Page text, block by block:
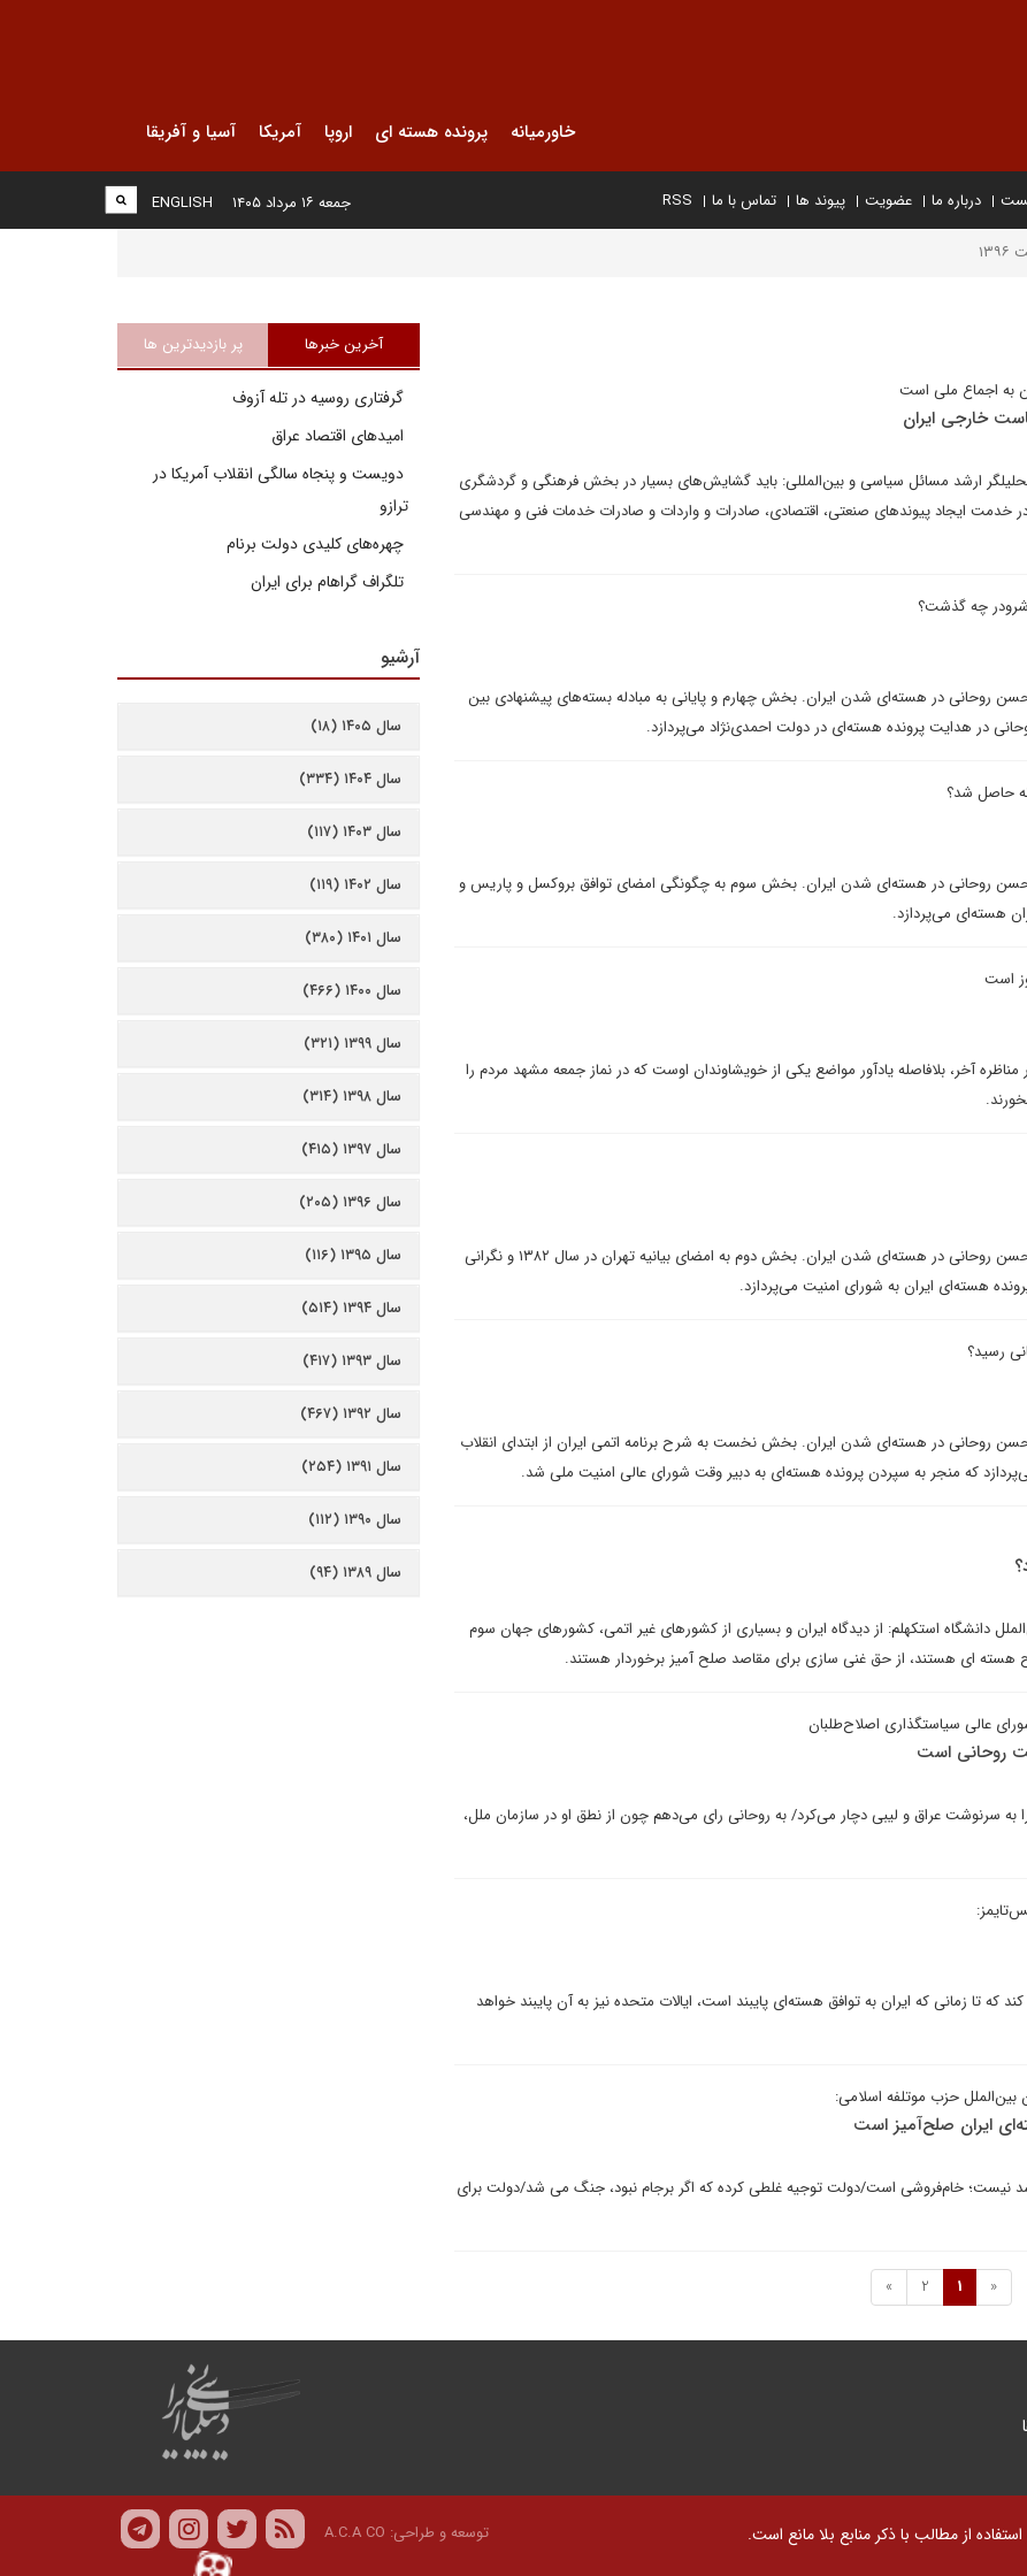
خاورمیانه پرونده هسته ای اروپا آمریکا آسیا و آفریقا
درباره ما عضویت پیوند ها تماس با ما RSS
ENGLISH جمعه ۱۶ مرداد ۱۴۰۵
به اجماع ملی است
خارجی ایران
ارشد مسائل سیاسی و بین‌المللی: باید گشایش‌های بسیار در بخش فرهنگی و گردشگری
خدمت ایجاد پیوندهای صنعتی، اقتصادی، صادرات و واردات و صادرات خدمات فنی و مهندسی
روحانی در هسته‌ای شدن ایران. بخش چهارم و پایانی به مبادله بسته‌های پیشنهادی بین
در هدایت پرونده هسته‌ای در دولت احمدی‌نژاد می‌پردازد.
روحانی در هسته‌ای شدن ایران. بخش سوم به چگونگی امضای توافق بروکسل و پاریس و
هسته‌ای می‌پردازد.
است
مناظره آخر، بلافاصله یادآور مواضع یکی از خویشاوندان اوست که در نماز جمعه مشهد مردم را
این پژوهشی است درباره نقش حسن روحانی در هسته‌ای شدن ایران. بخش دوم به امضای بیانیه تهران در سال ۱۳۸۲ و نگرانی
هسته‌ای ایران به شورای امنیت می‌پردازد.
روحانی در هسته‌ای شدن ایران. بخش نخست به شرح برنامه اتمی ایران از ابتدای انقلاب
دانشگاه استکهلم: از دیدگاه ایران و بسیاری از کشورهای غیر اتمی، کشورهای جهان سوم
ای هستند، از حق غنی سازی برای مقاصد صلح آمیز برخوردار هستند.
عالی سیاستگذاری اصلاح‌طلبان
روحانی است
را به سرنوشت عراق و لیبی دچار می‌کرد/ به روحانی رای می‌دهم چون از نطق او در سازمان ملل،
که تا زمانی که ایران به توافق هسته‌ای پایبند است، ایالات متحده نیز به آن پایبند خواهد
حزب موتلفه اسلامی:
ایران صلح‌آمیز است
نیست؛ خام‌فروشی است/دولت توجیه غلطی کرده که اگر برجام نبود، جنگ می شد/دولت برای
«
1
2
»
آخرین خبرها پر بازدیدترین ها
گرفتاری روسیه در تله آزوف
امیدهای اقتصاد عراق
دویست و پنجاه سالگی انقلاب آمریکا در
ترازو
چهره‌های کلیدی دولت برنام
تلگراف گراهام برای ایران
آرشیو
سال ۱۴۰۵ (۱۸)
سال ۱۴۰۴ (۳۳۴)
سال ۱۴۰۳ (۱۱۷)
سال ۱۴۰۲ (۱۱۹)
سال ۱۴۰۱ (۳۸۰)
سال ۱۴۰۰ (۴۶۶)
سال ۱۳۹۹ (۳۲۱)
سال ۱۳۹۸ (۳۱۴)
سال ۱۳۹۷ (۴۱۵)
سال ۱۳۹۶ (۲۰۵)
سال ۱۳۹۵ (۱۱۶)
سال ۱۳۹۴ (۵۱۴)
سال ۱۳۹۳ (۴۱۷)
سال ۱۳۹۲ (۴۶۷)
سال ۱۳۹۱ (۲۵۴)
سال ۱۳۹۰ (۱۱۲)
سال ۱۳۸۹ (۹۴)
از مطالب با ذکر منابع بلا مانع است. توسعه و طراحی: A.C.A CO